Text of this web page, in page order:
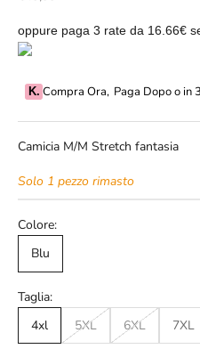
oppure paga 3 rate da 16.66€
K. Compra Ora, Paga Dopo o in
Camicia M/M Stretch fantasia
Solo 1 pezzo rimasto
Colore:
Blu
Taglia:
4xl
5XL 6XL 7XL